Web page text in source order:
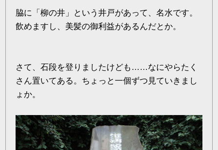
脇に「柳の井」という井戸があって、名水です。
飲めますし、美髪の御利益があるんだとか。
さて、石段を登りましたけども……なにやらたく
さん置いてある。ちょっと一個ずつ見ていきまし
ょか。